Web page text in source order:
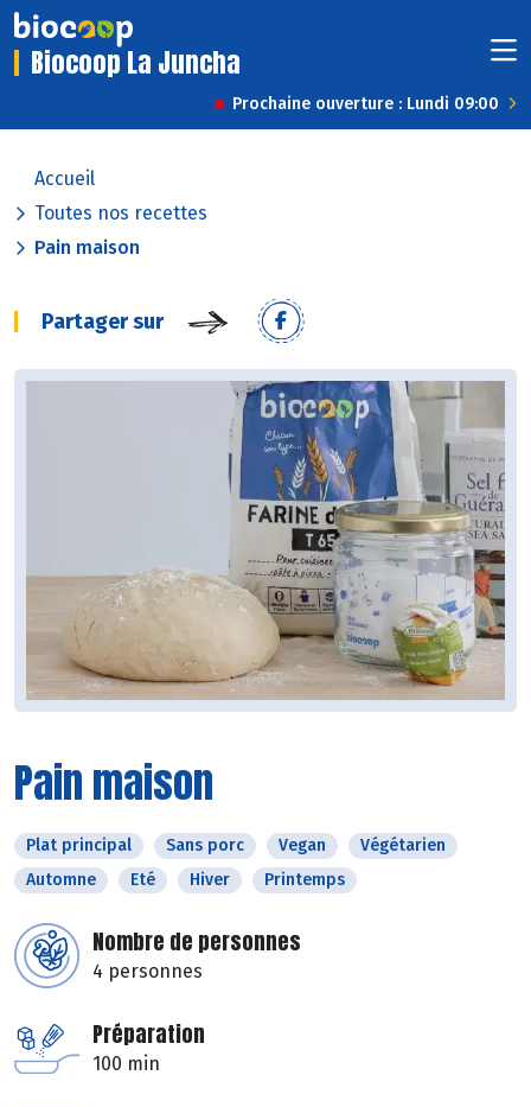
Biocoop La Juncha
Prochaine ouverture : Lundi 09:00
Accueil
Toutes nos recettes
Pain maison
Partager sur
Pain maison
Plat principal Sans porc Vegan
Végétarien
Automne
Eté Hiver Printemps
Nombre de personnes
4 personnes
Préparation
100 min